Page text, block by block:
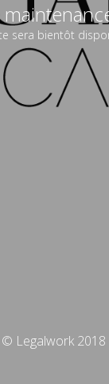
sera bientôt
© Legalwork 2018